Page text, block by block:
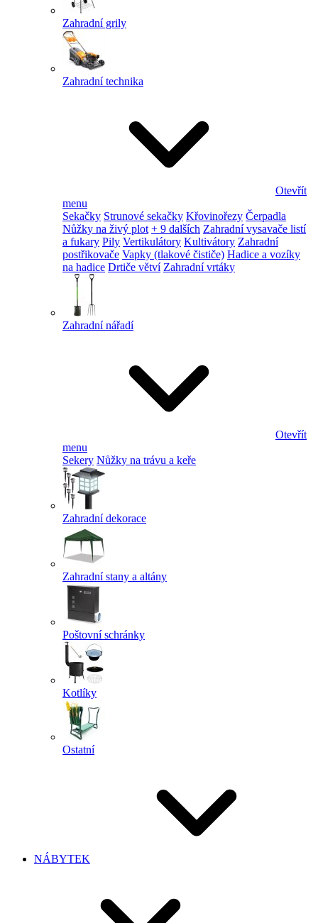
Zahradní grily
Zahradní technika
Otevřít
menu
Sekačky Strunové sekačky Křovinořezy Čerpadla
Nůžky na živý plot + 9 dalších Zahradní vysavače listí
a fukary Pily Vertikulátory Kultivátory Zahradní
postřikovače Vapky (tlakové čističe) Hadice a vozíky
na hadice Drtiče větví Zahradní vrtáky
Zahradní nářadí
Otevřít
menu
Sekery Nůžky na trávu a keře
Zahradní dekorace
Zahradní stany a altány
Poštovní schránky
Kotlíky
Ostatní
NÁBYTEK